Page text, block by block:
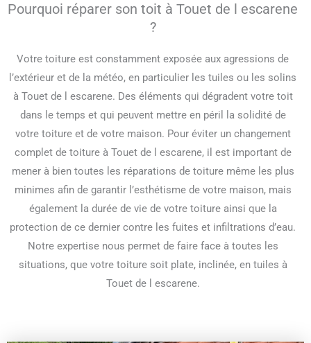
Pourquoi réparer son toit à Touet de l escarene
?
Votre toiture est constamment exposée aux agressions de
l’extérieur et de la météo, en particulier les tuiles ou les solins
à Touet de l escarene. Des éléments qui dégradent votre toit
dans le temps et qui peuvent mettre en péril la solidité de
votre toiture et de votre maison. Pour éviter un changement
complet de toiture à Touet de l escarene, il est important de
mener à bien toutes les réparations de toiture même les plus
minimes afin de garantir l’esthétisme de votre maison, mais
également la durée de vie de votre toiture ainsi que la
protection de ce dernier contre les fuites et infiltrations d’eau.
Notre expertise nous permet de faire face à toutes les
situations, que votre toiture soit plate, inclinée, en tuiles à
Touet de l escarene.